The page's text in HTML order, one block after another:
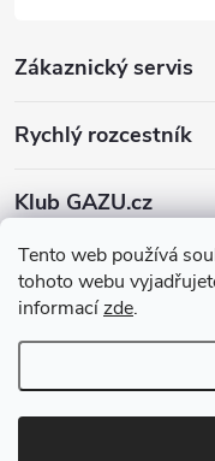
Tento web používá
tohoto webu
informacízde.
Zákaznický servis
Rychlý rozcestník
Klub GAZU.cz
Copyright 2026GAZU.cz |